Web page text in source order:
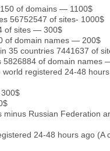
of domains — 1100$
56752547 of sites- 1000$
of sites — 300$
of domain names — 200$
35 countries 7441637 of
5826884 of domain names
registered 24-48
minus Russian Federation
24-48 hours ago (A